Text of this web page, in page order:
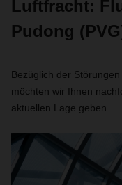
Luftfracht:
Pudong
Bezüglich der
möchten wir Ihnen
aktuellen Lage geben.